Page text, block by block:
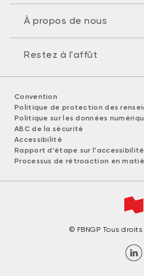
À propos de nous
Restez à l'affût
Convention
Politique de protection des
Politique sur les données
ABC de la sécurité
Accessibilité
Rapport d'étape sur l'accessibilité
Processus de rétroaction en
© FBNGP Tous